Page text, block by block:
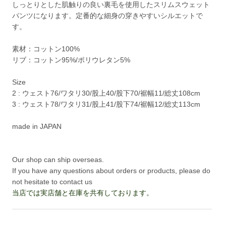
しっとりとした肌触りの良い裏毛を使用したスリムスウェット
パンツになります。定番的な細身の穿きやすいシルエットで
す。
素材：コットン100%
リブ：コットン95%/ポリウレタン5%
Size
2 : ウェスト76/ワタリ30/股上40/股下70/裾幅11/総丈108cm
3 : ウェスト78/ワタリ31/股上41/股下74/裾幅12/総丈113cm
made in JAPAN
Our shop can ship overseas.
If you have any questions about orders or products, please do
not hesitate to contact us
当店では実店舗と在庫を共有しております。